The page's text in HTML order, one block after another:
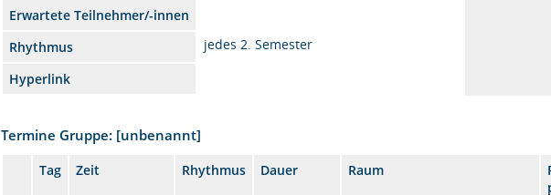
Erwartete Teilnehmer/-innen
Rhythmus
jedes 2. Semester
Hyperlink
Termine Gruppe: [unbenannt]
Tag Zeit Rhythmus Dauer Raum